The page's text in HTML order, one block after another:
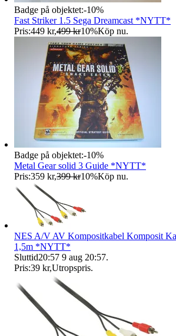
Badge på objektet:-10%
Fast Striker 1.5 Sega Dreamcast *NYTT*
Pris:449 kr,499 kr10%Köp nu.
Badge på objektet:-10%
Metal Gear solid 3 Guide *NYTT*
Pris:359 kr,399 kr10%Köp nu.
NES A/V AV Kompositkabel Komposit
1,5m *NYTT*
Sluttid20:57 9 aug 20:57.
Pris:39 kr,Utropspris.